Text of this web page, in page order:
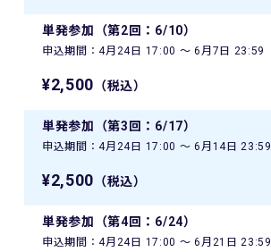
単発参加（第2回：6/10）
申込期間：4月24日 17:00 〜 6月7日 23:59
¥2,500 （税込）
単発参加（第3回：6/17）
申込期間：4月24日 17:00 〜 6月14日 23:59
¥2,500 （税込）
単発参加（第4回：6/24）
申込期間：4月24日 17:00 〜 6月21日 23:59